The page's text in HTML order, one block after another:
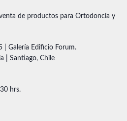
de productos para Ortodoncia y
| Galería Edificio Forum.
| Santiago, Chile
hrs.